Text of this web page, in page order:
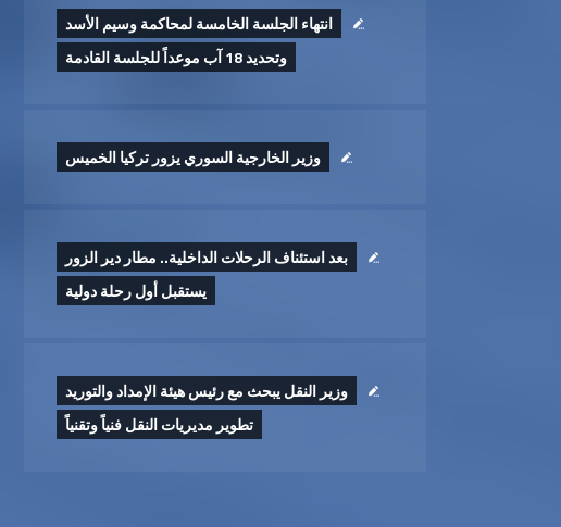
انتهاء الجلسة الخامسة لمحاكمة وسيم الأسد
وتحديد 18 آب موعداً للجلسة القادمة
وزير الخارجية السوري يزور تركيا الخميس
بعد استئناف الرحلات الداخلية.. مطار دير الزور
يستقبل أول رحلة دولية
وزير النقل يبحث مع رئيس هيئة الإمداد والتوريد
تطوير ‏مديريات النقل فنياً وتقنياً